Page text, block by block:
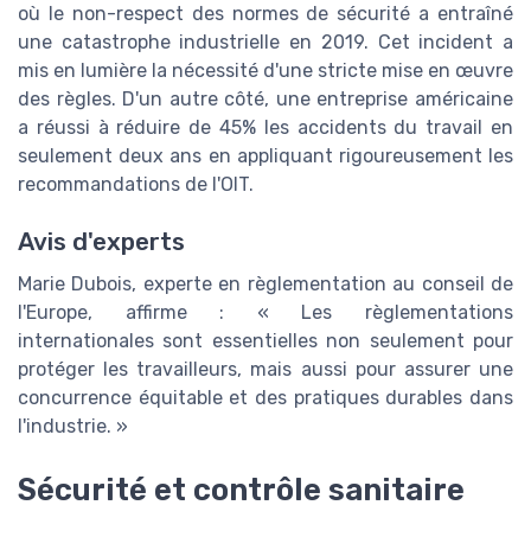
où le non-respect des normes de sécurité a entraîné
une catastrophe industrielle en 2019. Cet incident a
mis en lumière la nécessité d'une stricte mise en œuvre
des règles. D'un autre côté, une entreprise américaine
a réussi à réduire de 45% les accidents du travail en
seulement deux ans en appliquant rigoureusement les
recommandations de l'OIT.
Avis d'experts
Marie Dubois, experte en règlementation au conseil de
l'Europe, affirme : « Les règlementations
internationales sont essentielles non seulement pour
protéger les travailleurs, mais aussi pour assurer une
concurrence équitable et des pratiques durables dans
l'industrie. »
Sécurité et contrôle sanitaire